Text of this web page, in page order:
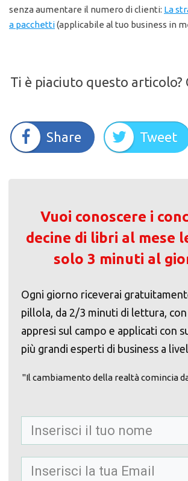
senza aumentare il numero di clienti: La
a pacchetti(applicabile al tuo business in
Ti è piaciuto questo articolo?
Share Tweet
Vuoi conoscere i
decine di libri al mese
solo 3 minuti al
Ogni giorno riceverai
pillola, da 2/3 minuti di lettura,
appresi sul campo e applicati con
più grandi esperti di business a
"Il cambiamento della realtà comincia